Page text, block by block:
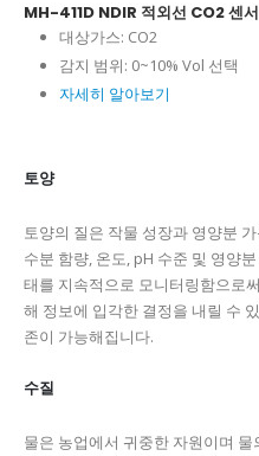
MH-411D NDIR 적외선 CO2 센서
대상가스: CO2
감지 범위: 0~10% Vol 선택
자세히 알아보기
토양
토양의 질은 작물 성장과 영양분
수분 함량, 온도, pH 수준 및 영양
태를 지속적으로 모니터링함으로
해 정보에 입각한 결정을 내릴 수
존이 가능해집니다.
수질
물은 농업에서 귀중한 자원이며